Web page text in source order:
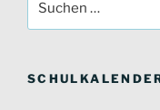
nach: